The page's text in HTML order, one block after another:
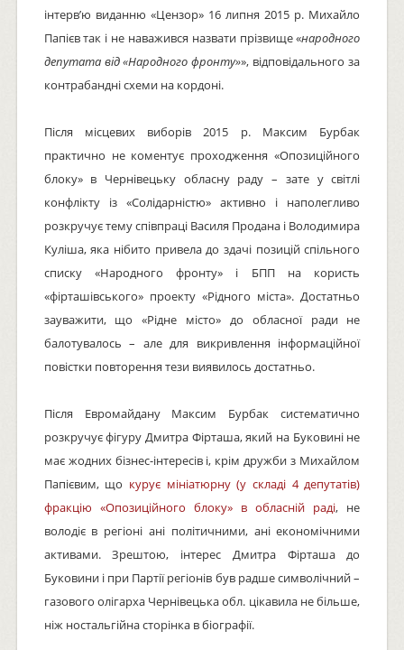
інтерв’ю виданню «Цензор» 16 липня 2015 р. Михайло
Папієв так і не наважився назвати прізвище «народного
депутата від «Народного фронту»», відповідального за
контрабандні схеми на кордоні.
Після місцевих виборів 2015 р. Максим Бурбак
практично не коментує проходження «Опозиційного
блоку» в Чернівецьку обласну раду – зате у світлі
конфлікту із «Солідарністю» активно і наполегливо
розкручує тему співпраці Василя Продана і Володимира
Куліша, яка нібито привела до здачі позицій спільного
списку «Народного фронту» і БПП на користь
«фірташівського» проекту «Рідного міста». Достатньо
зауважити, що «Рідне місто» до обласної ради не
балотувалось – але для викривлення інформаційної
повістки повторення тези виявилось достатньо.
Після Евромайдану Максим Бурбак систематично
розкручує фігуру Дмитра Фірташа, який на Буковині не
має жодних бізнес-інтересів і, крім дружби з Михайлом
Папієвим, що курує мініатюрну (у складі 4 депутатів)
фракцію «Опозиційного блоку» в обласній раді, не
володіє в регіоні ані політичними, ані економічними
активами. Зрештою, інтерес Дмитра Фірташа до
Буковини і при Партії регіонів був радше символічний –
газового олігарха Чернівецька обл. цікавила не більше,
ніж ностальгійна сторінка в біографії.